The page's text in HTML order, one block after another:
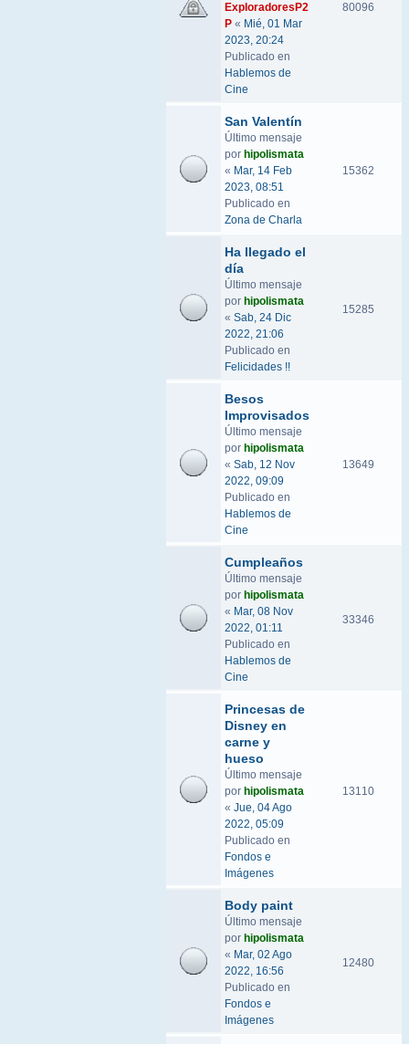
ExploradoresP2
P « Mié, 01 Mar
2023, 20:24
Publicado en
Hablemos de
Cine
80096
San Valentín
Último mensaje
por hipolismata
« Mar, 14 Feb
2023, 08:51
Publicado en
Zona de Charla
15362
Ha llegado el
día
Último mensaje
por hipolismata
« Sab, 24 Dic
2022, 21:06
Publicado en
Felicidades !!
15285
Besos
Improvisados
Último mensaje
por hipolismata
« Sab, 12 Nov
2022, 09:09
Publicado en
Hablemos de
Cine
13649
Cumpleaños
Último mensaje
por hipolismata
« Mar, 08 Nov
2022, 01:11
Publicado en
Hablemos de
Cine
33346
Princesas de
Disney en
carne y
hueso
Último mensaje
por hipolismata
« Jue, 04 Ago
2022, 05:09
Publicado en
Fondos e
Imágenes
13110
Body paint
Último mensaje
por hipolismata
« Mar, 02 Ago
2022, 16:56
Publicado en
Fondos e
Imágenes
12480